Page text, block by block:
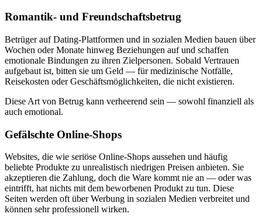
Romantik- und Freundschaftsbetrug
Betrüger auf Dating-Plattformen und in sozialen Medien bauen über
Wochen oder Monate hinweg Beziehungen auf und schaffen
emotionale Bindungen zu ihren Zielpersonen. Sobald Vertrauen
aufgebaut ist, bitten sie um Geld — für medizinische Notfälle,
Reisekosten oder Geschäftsmöglichkeiten, die nicht existieren.
Diese Art von Betrug kann verheerend sein — sowohl finanziell als
auch emotional.
Gefälschte Online-Shops
Websites, die wie seriöse Online-Shops aussehen und häufig
beliebte Produkte zu unrealistisch niedrigen Preisen anbieten. Sie
akzeptieren die Zahlung, doch die Ware kommt nie an — oder was
eintrifft, hat nichts mit dem beworbenen Produkt zu tun. Diese
Seiten werden oft über Werbung in sozialen Medien verbreitet und
können sehr professionell wirken.